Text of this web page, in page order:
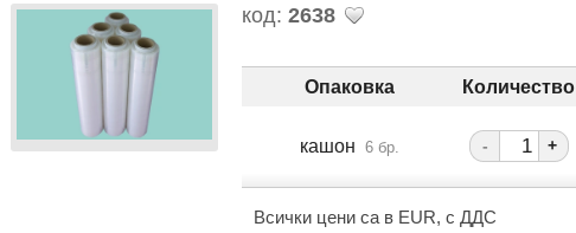
код:2638
Опаковка Количество
кашон 6 бр. - +
Всички цени са в EUR, с ДДС